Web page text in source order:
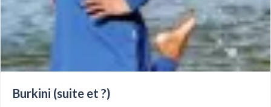
Burkini (suite et ?)